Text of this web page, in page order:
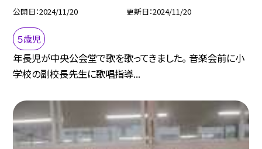
公開日 2024/11/20 更新日 2024/11/20
５歳児
年長児が中央公会堂で歌を歌ってきました。 音楽会前に小
学校の副校長先生に歌唱指導...